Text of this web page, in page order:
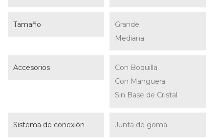
Tamaño
Grande
Mediana
Accesorios
Con Boquilla
Con Manguera
Sin Base de Cristal
Sistema de conexión Junta de goma